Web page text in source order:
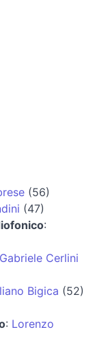
(56)
(47)
:
Gabriele Cerlini
Bigica (52)
: Lorenzo